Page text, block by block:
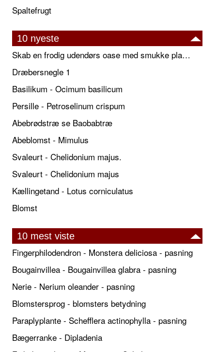
Spaltefrugt
10 nyeste
Skab en frodig udendørs oase med smukke plantekrukker og elegante espalier
Dræbersnegle 1
Basilikum - Ocimum basilicum
Persille - Petroselinum crispum
Abebrødstræ se Baobabtræ
Abeblomst - Mimulus
Svaleurt - Chelidonium majus.
Svaleurt - Chelidonium majus
Kællingetand - Lotus corniculatus
Blomst
10 mest viste
Fingerphilodendron - Monstera deliciosa - pasning
Bougainvillea - Bougainvillea glabra - pasning
Nerie - Nerium oleander - pasning
Blomstersprog - blomsters betydning
Paraplyplante - Schefflera actinophylla - pasning
Bægerranke - Dipladenia